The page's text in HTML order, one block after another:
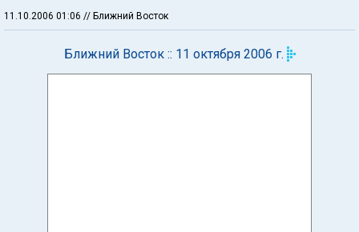
11.10.2006 01:06 // Ближний Восток
Ближний Восток :: 11 октября 2006 г.